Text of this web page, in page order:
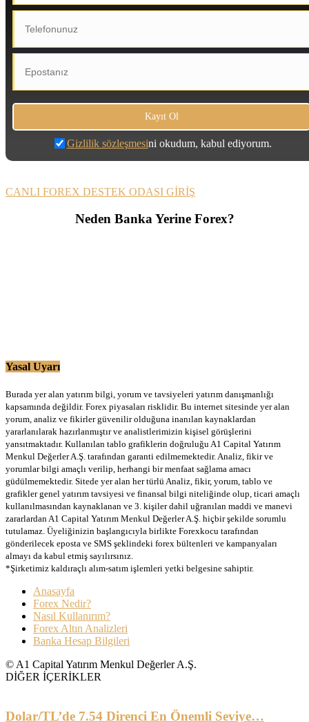
Gizlilik sözleşmesini okudum, kabul ediyorum.
CANLI FOREX DESTEK ODASI GİRİŞ
Neden Banka Yerine Forex?
Yasal Uyarı
Burada yer alan yatırım bilgi, yorum ve tavsiyeleri yatırım danışmanlığı
kapsamında değildir. Forex piyasaları risklidir. Bu internet sitesinde yer alan
yorum, analiz ve fikirler güvenilir olduğuna inanılan kaynaklardan
yararlanılarak hazırlanmıştır ve analistlerimizin kişisel görüşlerini
yansıtmaktadır. Kullanılan tablo grafiklerin doğruluğu A1 Capital Yatırım
Menkul Değerler A.Ş. tarafından garanti edilmemektedir. Analiz, fikir ve
yorumlar bilgi amaçlı verilip, herhangi bir menfaat sağlama amacı
güdülmemektedir. Sitede yer alan her türlü Analiz, fikir, yorum, tablo ve
grafikler genel yatırım tavsiyesi ve finansal bilgi niteliğinde olup, ticari amaçlı
kullanılmasından kaynaklanan ve 3. kişiler dahil uğranılan maddi ve manevi
zararlardan A1 Capital Yatırım Menkul Değerler A.Ş. hiçbir şekilde sorumlu
tutulamaz. Üyeliğinizin başlangıcıyla birlikte Forexkocu tarafından
gönderilecek eposta ve SMS şeklindeki forex bültenleri ve kampanyaları
almayı da kabul etmiş sayılırsınız.
*Şirketimiz kaldıraçlı alım-satım işlemleri yetki belgesine sahiptir.
Anasayfa
Forex Nedir?
Nasıl Kullanırım?
Forex Altın Analizleri
Banka Hesap Bilgileri
© A1 Capital Yatırım Menkul Değerler A.Ş.
DİĞER İÇERİKLER
Dolar/TL’de 7.54 Direnci En Önemli Seviye…